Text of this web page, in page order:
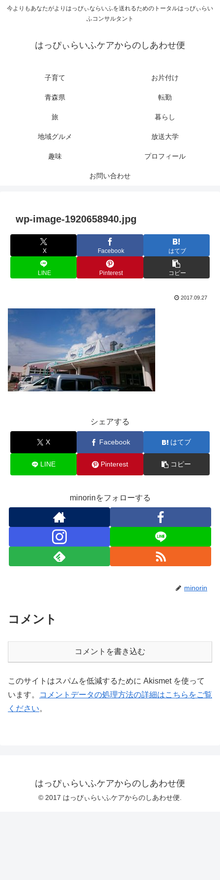
今よりもあなたがよりはっぴぃならいふを送れるためのトータルはっぴぃらい
ふコンサルタント
はっぴぃらいふケアからのしあわせ便
子育て お片付け
青森県 転勤
旅 暮らし
地域グルメ 放送大学
趣味 プロフィール
お問い合わせ
wp-image-1920658940.jpg
X Facebook はてブ
LINE Pinterest コピー
2017.09.27
シェアする
X Facebook はてブ
LINE Pinterest コピー
minorinをフォローする
minorin
コメント
コメントを書き込む
このサイトはスパムを低減するために Akismet を使って
います。
コメントデータの処理方法の詳細はこちらをご覧
ください。
はっぴぃらいふケアからのしあわせ便
© 2017 はっぴぃらいふケアからのしあわせ便.